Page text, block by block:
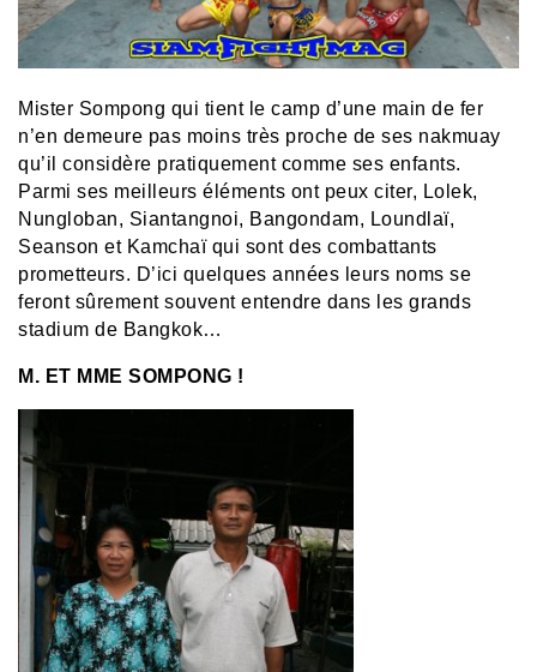
Mister Sompong qui tient le camp d’une main de fer
n’en demeure pas moins très proche de ses nakmuay
qu’il considère pratiquement comme ses enfants.
Parmi ses meilleurs éléments ont peux citer, Lolek,
Nungloban, Siantangnoi, Bangondam, Loundlaï,
Seanson et Kamchaï qui sont des combattants
prometteurs. D’ici quelques années leurs noms se
feront sûrement souvent entendre dans les grands
stadium de Bangkok…
M. ET MME SOMPONG !